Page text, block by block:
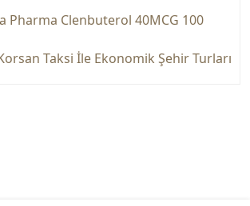
Pharma Clenbuterol 40MCG 100
Taksi İle Ekonomik Şehir Turları